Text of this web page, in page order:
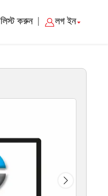
লিস্ট করুন লগ ইন